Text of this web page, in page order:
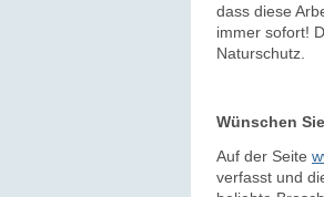
dass diese
immer sofort!
Naturschutz.
Wünschen
Auf der Seite
verfasst und